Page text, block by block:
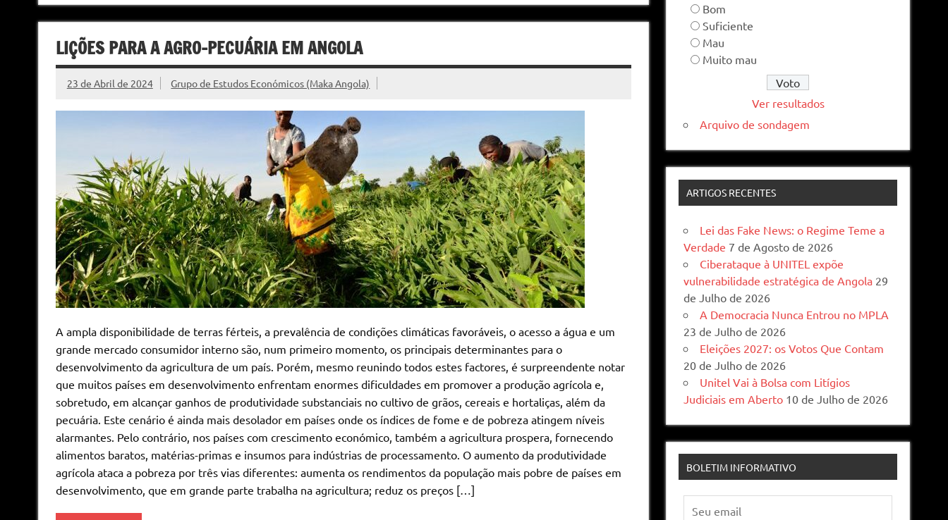
LIÇÕES PARA A AGRO-PECUÁRIA EM ANGOLA
23 de Abril de 2024 Grupo de Estudos Económicos (Maka Angola)
A ampla disponibilidade de terras férteis, a prevalência de condições climáticas favoráveis, o acesso a água e um
grande mercado consumidor interno são, num primeiro momento, os principais determinantes para o
desenvolvimento da agricultura de um país. Porém, mesmo reunindo todos estes factores, é surpreendente notar
que muitos países em desenvolvimento enfrentam enormes dificuldades em promover a produção agrícola e,
sobretudo, em alcançar ganhos de produtividade substanciais no cultivo de grãos, cereais e hortaliças, além da
pecuária. Este cenário é ainda mais desolador em países onde os índices de fome e de pobreza atingem níveis
alarmantes. Pelo contrário, nos países com crescimento económico, também a agricultura prospera, fornecendo
alimentos baratos, matérias-primas e insumos para indústrias de processamento. O aumento da produtividade
agrícola ataca a pobreza por três vias diferentes: aumenta os rendimentos da população mais pobre de países em
desenvolvimento, que em grande parte trabalha na agricultura; reduz os preços […]
Bom
Suficiente
Mau
Muito mau
Ver resultados
Arquivo de sondagem
ARTIGOS RECENTES
Lei das Fake News: o Regime Teme a
Verdade 7 de Agosto de 2026
Ciberataque à UNITEL expõe
vulnerabilidade estratégica de Angola 29
de Julho de 2026
A Democracia Nunca Entrou no MPLA
23 de Julho de 2026
Eleições 2027: os Votos Que Contam
20 de Julho de 2026
Unitel Vai à Bolsa com Litígios
Judiciais em Aberto 10 de Julho de 2026
BOLETIM INFORMATIVO